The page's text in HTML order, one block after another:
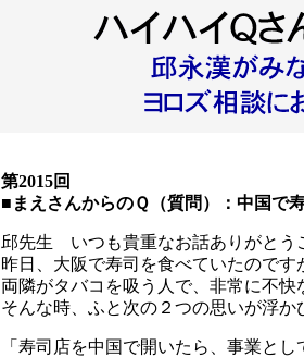
第2015回
■ まえさんからのＱ（質問）： 中国で
邱先生 いつも貴重なお話ありがとう
昨日、大阪で寿司を食べていたのです
両隣がタバコを吸う人で、非常に不快
そんな時、ふと次の２つの思いが浮か
「寿司店を中国で開いたら、事業と